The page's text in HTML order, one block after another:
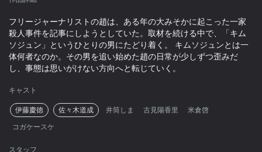
フリージャーナリストの趙は、ある年の大みそかに起こった一家
殺人事件を記事にしようとしていた。取材を続ける中で、「キム
ソジュン」というひとりの男にたどり着く。 キムソジュンとは一
体何者なのか。その男を追い始めた趙の日常が少しずつ歪みだ
し、事態は思いがけない方向へと転じていく。
キャスト
伊藤慶徳 佐々木道成 井筒しま 古見陽香里 米倉啓
コガケースケ
スタッフ